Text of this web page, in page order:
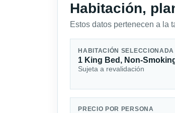
Habitación,
Estos datos pertenecen a la
HABITACIÓN SELECCIONADA
1 King Bed, Non-
Sujeta a revalidación
PRECIO POR PERSONA